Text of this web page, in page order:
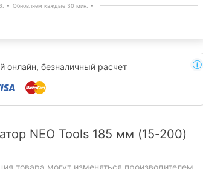
Обновляем каждые 30 мин.
онлайн, безналичный расчет
NEO Tools 185 мм (15-200)
товара могут изменяться производителем